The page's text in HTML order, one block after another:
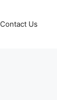
Contact Us